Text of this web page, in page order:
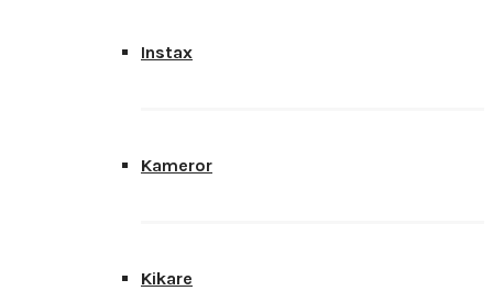
Instax
Kameror
Kikare